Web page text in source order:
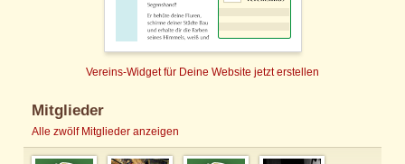
Vereins-Widget für Deine Website jetzt erstellen
Mitglieder
Alle zwölf Mitglieder anzeigen